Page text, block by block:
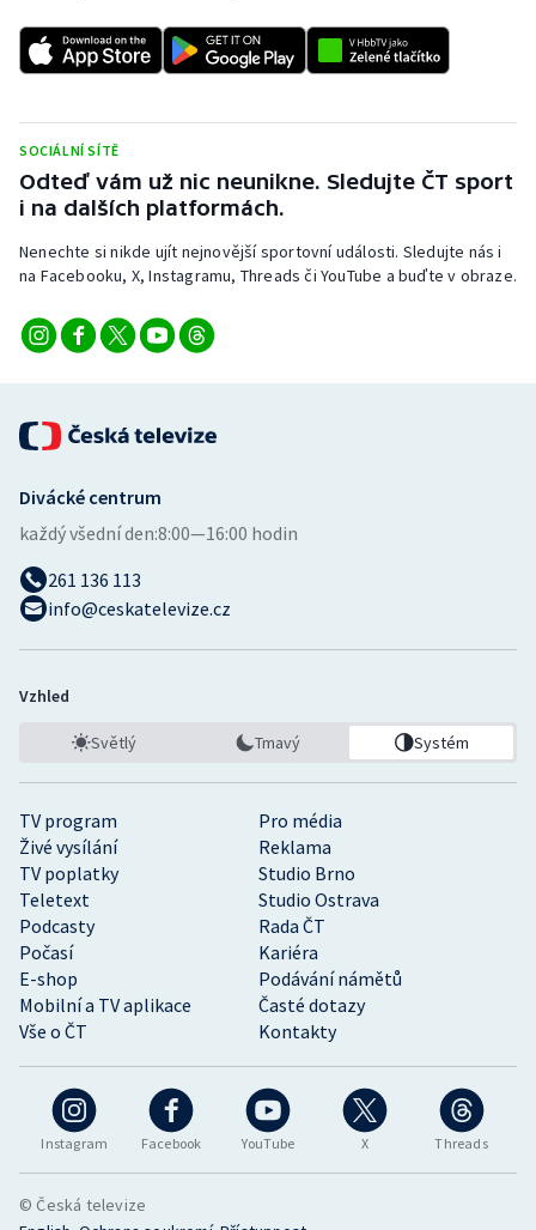
Short track
Sportovní střelba
Stolní tenis
Veslování
Vodní slalom
SOCIÁLNÍ SÍTĚ
Odteď vám už nic neunikne. Sledujte ČT sport
i na dalších platformách.
Nenechte si nikde ujít nejnovější sportovní události. Sledujte nás i
na Facebooku, X, Instagramu, Threads či YouTube a buďte v obraze.
Instagram Facebook YouTube X Threads
TV program
Pro média
Živé vysílání
Reklama
TV poplatky
Studio Brno
Teletext
Studio Ostrava
Podcasty
Rada ČT
Počasí
Kariéra
E-shop
Podávání námětů
Mobilní a TV aplikace
Časté dotazy
Vše o ČT
Kontakty
Divácké centrum
každý všední den:8:00—16:00 hodin
261 136 113
info@ceskatelevize.cz
Vzhled
Světlý Tmavý Systém
© Česká televize